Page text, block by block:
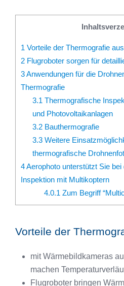
1 Vorteile der Thermografie
2 Flugroboter sorgen für
3Anwendungen für die
Thermografie
3.1 Thermografische
und Photovoltaikanlagen
3.2Bauthermografie
3.3Weitere
thermografische
4Aerophoto unterstützt Sie
Inspektion mit Multikoptern
4.0.1 Zum Begriff
Vorteile der
mit Wärmebildkameras
machen
Flugroboter bringen